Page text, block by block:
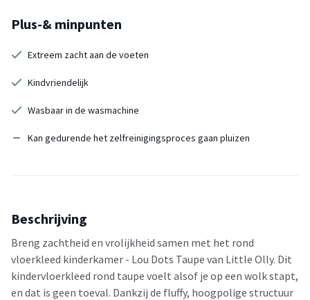
Plus-& minpunten
Extreem zacht aan de voeten
Kindvriendelijk
Wasbaar in de wasmachine
Kan gedurende het zelfreinigingsproces gaan pluizen
Beschrijving
Breng zachtheid en vrolijkheid samen met het rond
vloerkleed kinderkamer - Lou Dots Taupe van Little Olly. Dit
kindervloerkleed rond taupe voelt alsof je op een wolk stapt,
en dat is geen toeval. Dankzij de fluffy, hoogpolige structuur